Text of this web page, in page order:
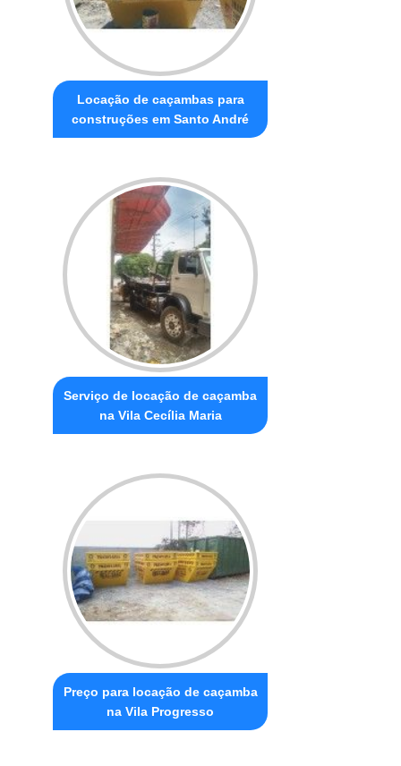
Locação de caçambas para
construções em Santo André
Serviço de locação de caçamba
na Vila Cecília Maria
Preço para locação de caçamba
na Vila Progresso